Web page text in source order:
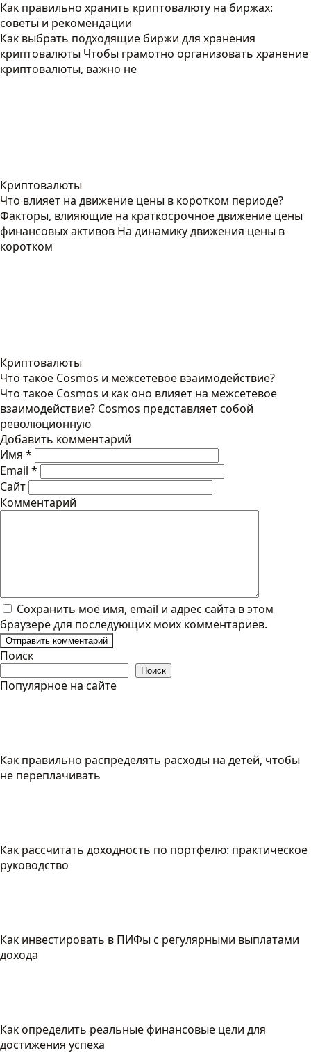
Как правильно хранить криптовалюту на биржах:
советы и рекомендации
Как выбрать подходящие биржи для хранения
криптовалюты Чтобы грамотно организовать хранение
криптовалюты, важно не
Криптовалюты
Что влияет на движение цены в коротком периоде?
Факторы, влияющие на краткосрочное движение цены
финансовых активов На динамику движения цены в
коротком
Криптовалюты
Что такое Cosmos и межсетевое взаимодействие?
Что такое Cosmos и как оно влияет на межсетевое
взаимодействие? Cosmos представляет собой
революционную
Добавить комментарий
Имя *
Email *
Сайт
Комментарий
Сохранить моё имя, email и адрес сайта в этом
браузере для последующих моих комментариев.
Поиск
Поиск
Популярное на сайте
Как правильно распределять расходы на детей, чтобы
не переплачивать
Как рассчитать доходность по портфелю: практическое
руководство
Как инвестировать в ПИФы с регулярными выплатами
дохода
Как определить реальные финансовые цели для
достижения успеха